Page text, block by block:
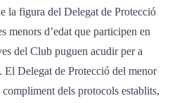
la figura del Delegat de Protecció
menors d’edat que participen en
del Club puguen acudir per a
El Delegat de Protecció del menor
dels protocols establits,